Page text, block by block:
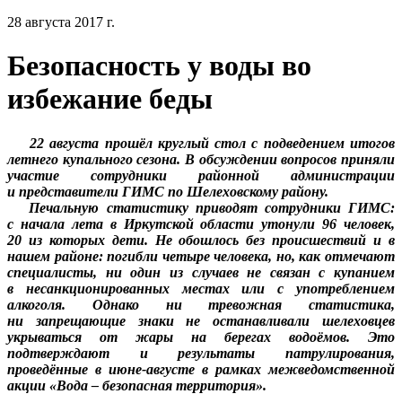
28 августа 2017 г.
Безопасность у воды во
избежание беды
22 августа прошёл круглый стол с подведением итогов
летнего купального сезона. В обсуждении вопросов приняли
участие сотрудники районной администрации
и представители ГИМС по Шелеховскому району.
Печальную статистику приводят сотрудники ГИМС:
с начала лета в Иркутской области утонули 96 человек,
20 из которых дети. Не обошлось без происшествий и в
нашем районе: погибли четыре человека, но, как отмечают
специалисты, ни один из случаев не связан с купанием
в несанкционированных местах или с употреблением
алкоголя. Однако ни тревожная статистика,
ни запрещающие знаки не останавливали шелеховцев
укрываться от жары на берегах водоёмов. Это
подтверждают и результаты патрулирования,
проведённые в июне-августе в рамках межведомственной
акции «Вода – безопасная территория».